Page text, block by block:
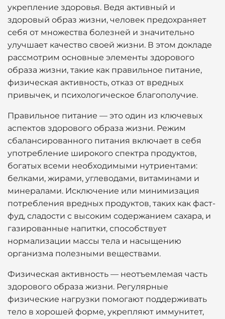
укрепление здоровья. Ведя активный и
здоровый образ жизни, человек предохраняет
себя от множества болезней и значительно
улучшает качество своей жизни. В этом докладе
рассмотрим основные элементы здорового
образа жизни, такие как правильное питание,
физическая активность, отказ от вредных
привычек, и психологическое благополучие.
Правильное питание — это один из ключевых
аспектов здорового образа жизни. Режим
сбалансированного питания включает в себя
употребление широкого спектра продуктов,
богатых всеми необходимыми нутриентами:
белками, жирами, углеводами, витаминами и
минералами. Исключение или минимизация
потребления вредных продуктов, таких как фаст-
фуд, сладости с высоким содержанием сахара, и
газированные напитки, способствует
нормализации массы тела и насыщению
организма полезными веществами.
Физическая активность — неотъемлемая часть
здорового образа жизни. Регулярные
физические нагрузки помогают поддерживать
тело в хорошей форме, укрепляют иммунитет,